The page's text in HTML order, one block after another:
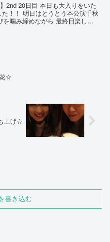
2nd 20日目 本日も大入りをいた
た！！ 明日はとうとう本公演千秋
噛み締めながら 最終日楽しみ
☆
上げ☆
書き込む